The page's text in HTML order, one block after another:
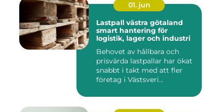
01. jun
Lastpall västra götaland
smart hantering för
logistik, lager och industri
Behovet av hållbara och
prisvärda lastpallar har ökat
snabbt i takt med att fler
företag i Västsveri...